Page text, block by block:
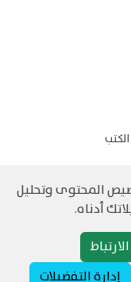
سياسة و الخصوصية
المحتوى وتحليل
أدناه.
إدارة التفضيلات